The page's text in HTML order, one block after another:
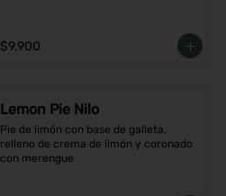
$9.900
Lemon Pie Nilo
Pie de limón con base de galleta,
relleno de crema de limón y coronado
con merengue